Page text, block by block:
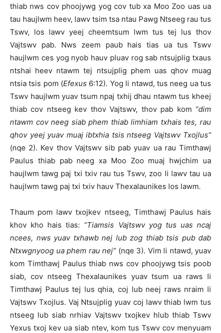
thiab nws cov phoojywg yog cov tub xa Moo Zoo uas ua
tau haujlwm heev, lawv tsim tsa ntau Pawg Ntseeg rau tus
Tswv, los lawv yeej cheemtsum lwm tus tej lus thov
Vajtswv pab. Nws zeem paub hais tias ua tus Tswv
haujlwm ces yog nyob hauv pluav rog sab ntsujplig txaus
ntshai heev ntawm tej ntsujplig phem uas qhov muag
ntsia tsis pom (Efexus 6:12). Yog li ntawd, tus neeg ua tus
Tswv haujlwm yuav tsum npaj txhij dhau ntawm tus kheej
thiab cov ntseeg kev thov Vajtswv, thov pab kom “dim
ntawm cov neeg siab phem thiab limhiam txhais tes, rau
qhov yeej yuav muaj ibtxhia tsis ntseeg Vajtswv Txojlus”
(nqe 2). Kev thov Vajtswv sib pab yuav ua rau Timthawj
Paulus thiab pab neeg xa Moo Zoo muaj hwjchim ua
haujlwm tawg paj txi txiv rau tus Tswv, zoo li lawv tau ua
haujlwm tawg paj txi txiv hauv Thexalaunikes los lawm.
Thaum pom lawv txojkev ntseeg, Timthawj Paulus hais
khov kho hais tias: “Tiamsis Vajtswv yog tus uas ncaj
ncees, nws yuav txhawb nej lub zog thiab tsis pub dab
Ntxwgnyoog ua phem rau nej” (nqe 3). Vim li ntawd, yuav
kom Timthawj Paulus thiab nws cov phoojywg tsis poob
siab, cov ntseeg Thexalaunikes yuav tsum ua raws li
Timthawj Paulus tej lus qhia, coj lub neej raws nraim li
Vajtswv Txojlus. Vaj Ntsujplig yuav coj lawv thiab lwm tus
ntseeg lub siab nrhiav Vajtswv txojkev hlub thiab Tswv
Yexus txoj kev ua siab ntev, kom tus Tswv cov menyuam